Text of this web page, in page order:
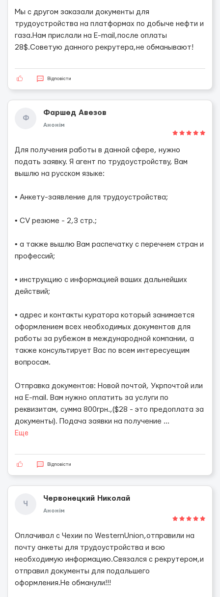
Мы с другом заказали документы для
трудоустройства на платформах по добыче нефти и
газа.Нам прислали на E-mail,после оплаты
28$.Советую данного рекрутера,не обманывают!
Відповісти
Ф
Фаршед Авезов
Анонім
Для получения работы в данной сфере, нужно
подать заявку. Я агент по трудоустройству, Вам
вышлю на русском языке:
• Анкету-заявление для трудоустройства;
• CV резюме - 2,3 стр.;
• а также вышлю Вам распечатку с перечнем стран и
профессий;
• инструкцию с информацией ваших дальнейших
действий;
• адрес и контакты куратора который занимается
оформлением всех необходимых документов для
работы за рубежом в международной компании, а
также консультирует Вас по всем интересуещим
вопросам.
Отправка документов: Новой почтой, Укрпочтой или
на E-mail. Вам нужно оплатить за услуги по
реквизитам, сумма 800грн.,($28 - это предоплата за
документы). Подача заявки на получение ...
Еще
Відповісти
Ч
Червонецкий Николай
Анонім
Оплачивал с Чехии по WesternUnion,отправили на
почту анкеты для трудоустройства и всю
необходимую информацию.Связался с рекрутером,и
отправил документы для подальшего
оформления.Не обманули!!!